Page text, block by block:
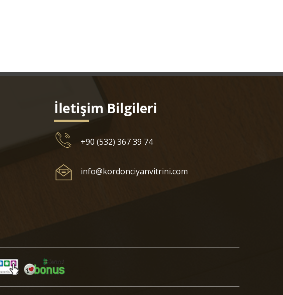
İletişim Bilgileri
+90 (532) 367 39 74
info@kordonciyanvitrini.com